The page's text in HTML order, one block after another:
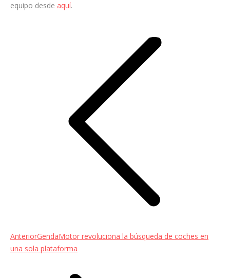
equipo desde aquí.
AnteriorEntrada
anterior:
GendaMotor revoluciona la búsqueda de coches en
una sola plataforma